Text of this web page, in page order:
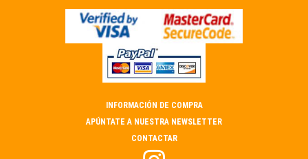
INFORMACIÓN DE COMPRA
APÚNTATE A NUESTRA NEWSLETTER
CONTACTAR